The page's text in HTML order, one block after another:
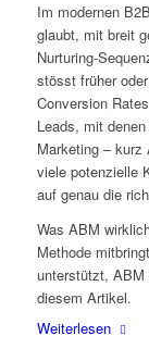
Im modernen
glaubt, mit breit
Nurturing-
stösst früher
Conversion
Leads, mit
Marketing –
viele potenzielle
auf genau die
Was ABM
Methode
unterstützt,
diesem Artikel.
Weiterlesen